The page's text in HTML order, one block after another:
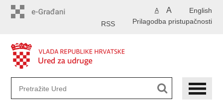
English
A A
Prilagodba pristupačnosti
RSS